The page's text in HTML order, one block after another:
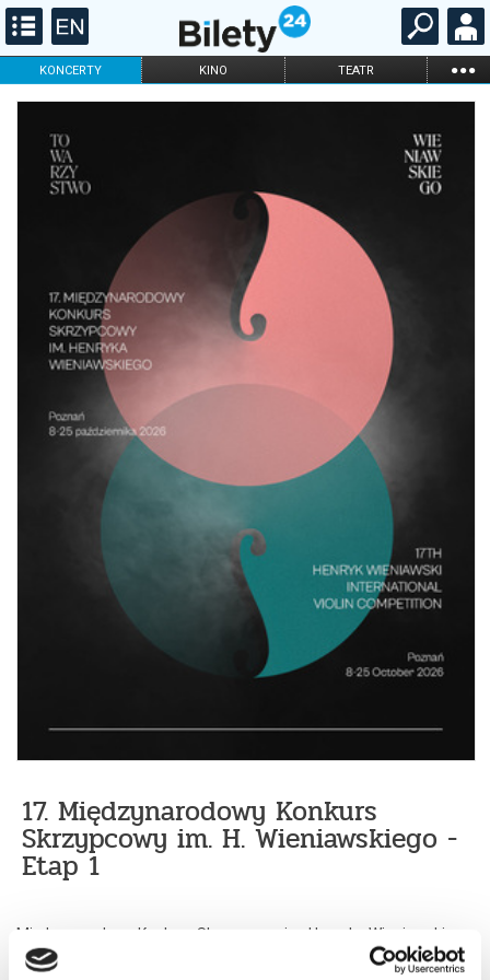
KONCERTY KINO TEATR ...
FILHARMONIA OPERA I BALET
DLA DZIECI
17. Międzynarodowy Konkurs
Skrzypcowy im. H. Wieniawskiego -
Etap 1
Międzynarodowy Konkurs Skrzypcowy im. Henryka Wieniawskiego
jest jednym z najstarszych, najważniejszych i najbardziej
prestiżowych wydarzeń artystycznych w Polsce o światowej